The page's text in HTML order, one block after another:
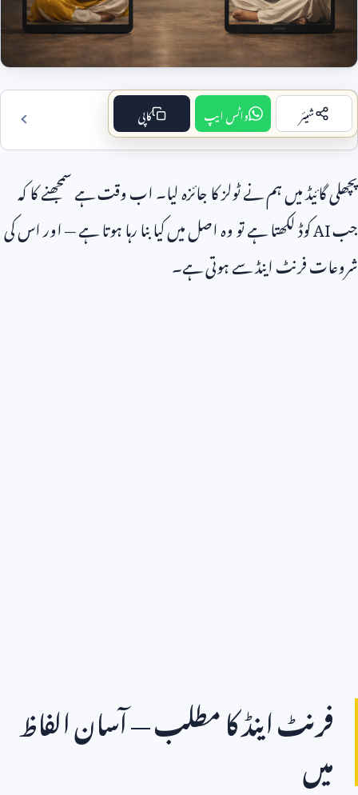
فہرست مضمون
پچھلی گائیڈ میں ہم نے ٹولز کا جائزہ لیا۔ اب وقت ہے سمجھنے کا کہ
جبAIکوڈ لکھتا ہے تو وہ اصل میں کیا بنا رہا ہوتا ہے — اور اس کی
شروعات فرنٹ اینڈ سے ہوتی ہے۔
فرنٹ اینڈ کا مطلب — آسان الفاظ
میں
شیئر واٹس ایپ کاپی